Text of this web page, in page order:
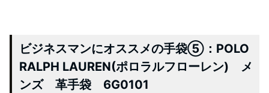
ビジネスマンにオススメの手袋⑤：POLO
RALPH LAUREN(ポロラルフローレン) メ
ンズ 革手袋 6G0101